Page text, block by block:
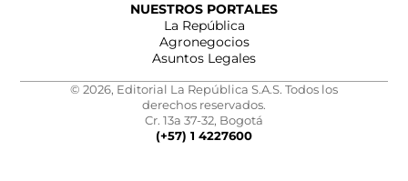
NUESTROS PORTALES
La República
Agronegocios
Asuntos Legales
© 2026, Editorial La República S.A.S. Todos los
derechos reservados.
Cr. 13a 37-32, Bogotá
(+57) 1 4227600